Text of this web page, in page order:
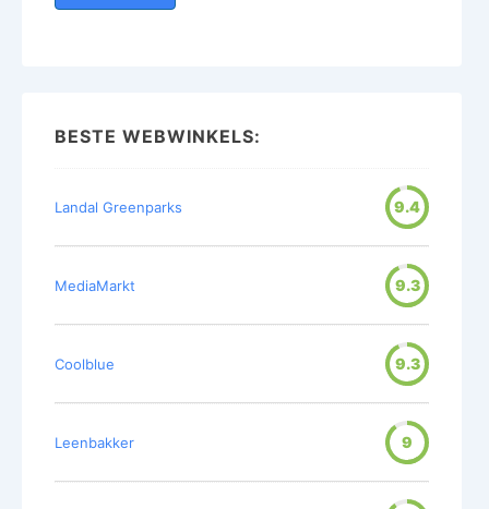
BESTE WEBWINKELS:
Landal Greenparks 9.4
MediaMarkt 9.3
Coolblue 9.3
Leenbakker 9